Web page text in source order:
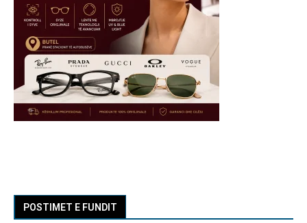
POSTIMET E FUNDIT